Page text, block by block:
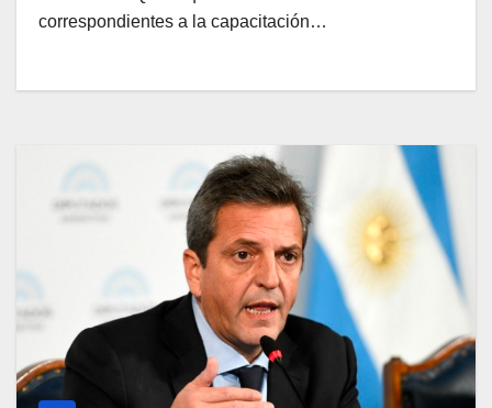
correspondientes a la capacitación…